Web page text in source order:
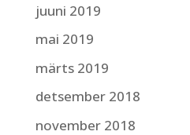
juuni 2019
mai 2019
märts 2019
detsember 2018
november 2018